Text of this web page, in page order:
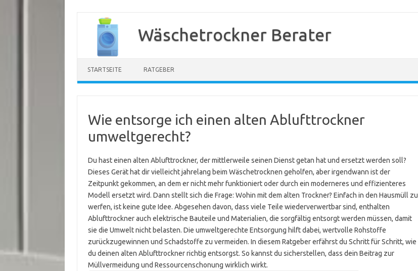
springen
Wäschetrockner Berater
STARTSEITE RATGEBER
Wie entsorge ich einen alten Ablufttrockner
umweltgerecht?
Du hast einen alten Ablufttrockner, der mittlerweile seinen Dienst getan hat und ersetzt werden soll?
Dieses Gerät hat dir vielleicht jahrelang beim Wäschetrocknen geholfen, aber irgendwann ist der
Zeitpunkt gekommen, an dem er nicht mehr funktioniert oder durch ein moderneres und effizienteres
Modell ersetzt wird. Dann stellt sich die Frage: Wohin mit dem alten Trockner? Einfach in den Hausmüll zu
werfen, ist keine gute Idee. Abgesehen davon, dass viele Teile wiederverwertbar sind, enthalten
Ablufttrockner auch elektrische Bauteile und Materialien, die sorgfältig entsorgt werden müssen, damit
sie die Umwelt nicht belasten. Die umweltgerechte Entsorgung hilft dabei, wertvolle Rohstoffe
zurückzugewinnen und Schadstoffe zu vermeiden. In diesem Ratgeber erfährst du Schritt für Schritt, wie
du deinen alten Ablufttrockner richtig entsorgst. So kannst du sicherstellen, dass dein Beitrag zur
Müllvermeidung und Ressourcenschonung wirklich wirkt.